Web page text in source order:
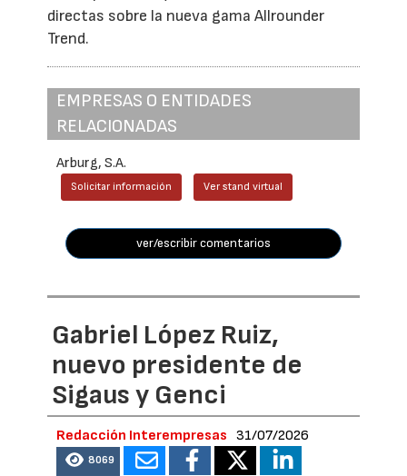
directas sobre la nueva gama Allrounder
Trend.
EMPRESAS O ENTIDADES
RELACIONADAS
Arburg, S.A.
Solicitar información Ver stand virtual
ver/escribir comentarios
Gabriel López Ruiz,
nuevo presidente de
Sigaus y Genci
Redacción Interempresas 31/07/2026
8069